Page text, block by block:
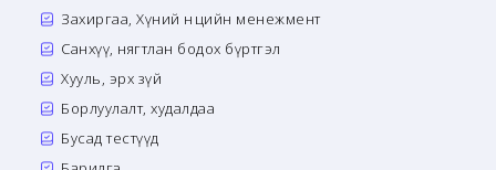
Захиргаа, Хүний нөөцийн менежмент
Санхүү, нягтлан бодох бүртгэл
Хууль, эрх зүй
Борлуулалт, худалдаа
Бусад тестүүд